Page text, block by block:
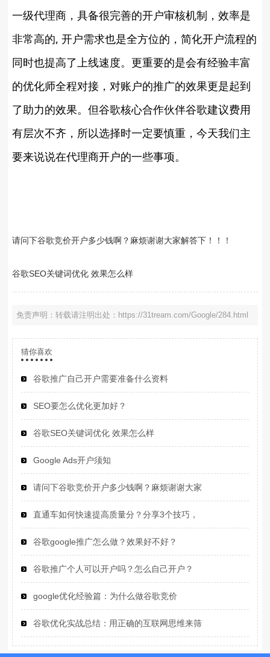
一级代理商，具备很完善的开户审核机制，效率是
非常高的, 开户需求也是全方位的，简化开户流程的
同时也提高了上线速度。更重要的是会有经验丰富
的优化师全程对接，对账户的推广的效果更是起到
了助力的效果。但谷歌核心合作伙伴谷歌建议费用
有层次不齐，所以选择时一定要慎重，今天我们主
要来说说在代理商开户的一些事项。
请问下谷歌竞价开户多少钱啊？麻烦谢谢大家解答下！！！
谷歌SEO关键词优化 效果怎么样
免责声明：转载请注明出处：https://31tream.com/Google/284.html
猜你喜欢
谷歌推广自己开户需要准备什么资料
SEO要怎么优化更加好？
谷歌SEO关键词优化 效果怎么样
Google Ads开户须知
请问下谷歌竞价开户多少钱啊？麻烦谢谢大家
直通车如何快速提高质量分？分享3个技巧，
谷歌google推广怎么做？效果好不好？
谷歌推广个人可以开户吗？怎么自己开户？
google优化经验篇：为什么做谷歌竞价
谷歌优化实战总结：用正确的互联网思维来筛